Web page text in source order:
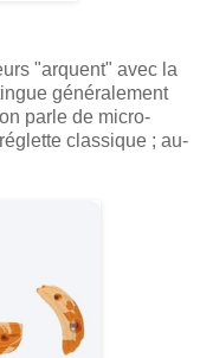
"arquent" avec la
généralement
parle de micro-
classique ; au-